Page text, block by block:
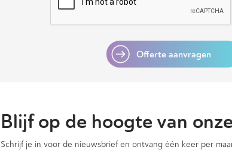
Offerte aanvragen
Blijf op de hoogte van
Schrijf je in voor de nieuwsbrief en ontvang één keer per